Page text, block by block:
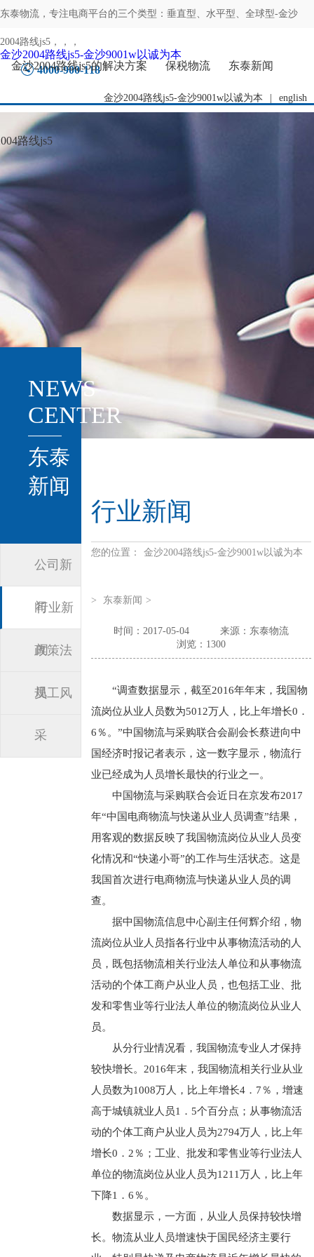
东泰物流，专注电商平台的三个类型：垂直型、水平型、全球型-金沙
2004路线js5 ，，，
4000-900-118
金沙2004路线js5-金沙9001w以诚为本 english
金沙2004路线js5-金沙9001w以诚为本
金沙2004路线js5的解决方案
保税物流 东泰新闻
路线js5
NEWS
CENTER
东泰
新闻
公司新
闻
行业新
闻
政策法
规
员工风
采
行业新闻
您的位置： 金沙2004路线js5-金沙9001w以诚为本
> 东泰新闻 >
时间：2017-05-04
来源：东泰物流
浏览：1300
“调查数据显示，截至2016年年末，我国物
流岗位从业人员数为5012万人，比上年增长0．
6％。”中国物流与采购联合会副会长蔡进向中
国经济时报记者表示，这一数字显示，物流行
业已经成为人员增长最快的行业之一。
中国物流与采购联合会近日在京发布2017
年“中国电商物流与快递从业人员调查”结果，
用客观的数据反映了我国物流岗位从业人员变
化情况和“快递小哥”的工作与生活状态。这是
我国首次进行电商物流与快递从业人员的调
查。
据中国物流信息中心副主任何辉介绍，物
流岗位从业人员指各行业中从事物流活动的人
员，既包括物流相关行业法人单位和从事物流
活动的个体工商户从业人员，也包括工业、批
发和零售业等行业法人单位的物流岗位从业人
员。
从分行业情况看，我国物流专业人才保持
较快增长。2016年末，我国物流相关行业从业
人员数为1008万人，比上年增长4．7％，增速
高于城镇就业人员1．5个百分点；从事物流活
动的个体工商户从业人员为2794万人，比上年
增长0．2％；工业、批发和零售业等行业法人
单位的物流岗位从业人员为1211万人，比上年
下降1．6％。
数据显示，一方面，从业人员保持较快增
长。物流从业人员增速快于国民经济主要行